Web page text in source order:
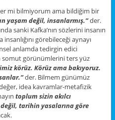
mi bilmiyorum ama bildiğim bir
yaşam değil, insanlarmış.”der.
sanki Kafka’nın sözlerini insanın
görebileceği aynayı
anlamda tedirgin edici
somut görünümlerini ters yüz
körüz. Körüz ama bakıyoruz.
der. Bilmem günümüz
idea kavramlar-metafizik
toplum sizin akılcı
tarihin yasalarına göre